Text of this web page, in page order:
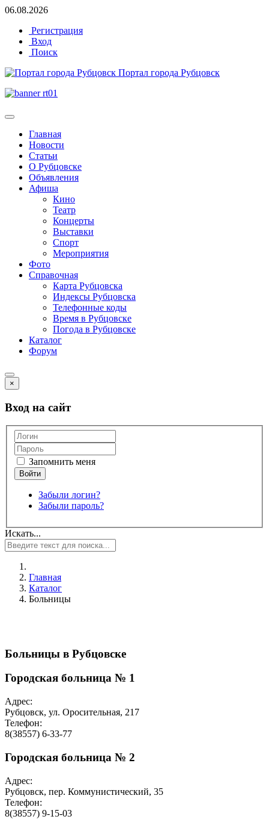
06.08.2026
Регистрация
Вход
Поиск
Портал города Рубцовск
Главная
Новости
Статьи
О Рубцовске
Объявления
Афиша
Кино
Театр
Концерты
Выставки
Спорт
Мероприятия
Фото
Справочная
Карта Рубцовска
Индексы Рубцовска
Телефонные коды
Время в Рубцовске
Погода в Рубцовске
Каталог
Форум
×
Вход на сайт
Запомнить меня
Забыли логин?
Забыли пароль?
Искать...
Главная
Каталог
Больницы
Больницы в Рубцовске
Городская больница № 1
Адрес:
Рубцовск, ул. Оросительная, 217
Телефон:
8(38557) 6-33-77
Городская больница № 2
Адрес:
Рубцовск, пер. Коммунистический, 35
Телефон:
8(38557) 9-15-03